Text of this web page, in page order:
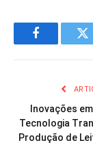
Facebook
Inovações
Tecnologia
Produção de